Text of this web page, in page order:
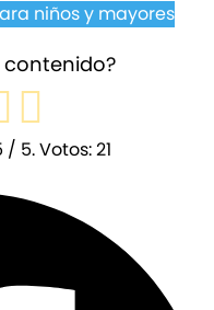
niños y mayores
contenido?
/ 5. Votos:21